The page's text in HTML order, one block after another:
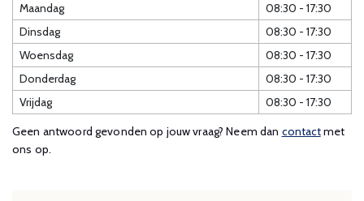
Maandag
08:30 - 17:30
Dinsdag
08:30 - 17:30
Woensdag
08:30 - 17:30
Donderdag
08:30 - 17:30
Vrijdag
08:30 - 17:30
Geen antwoord gevonden op jouw vraag? Neem dan contactmet
ons op.